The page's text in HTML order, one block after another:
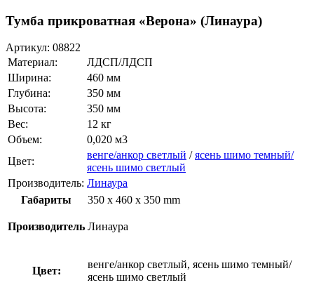
Тумба прикроватная «Верона» (Линаура)
Артикул: 08822
Материал:
ЛДСП/ЛДСП
Ширина:
460 мм
Глубина:
350 мм
Высота:
350 мм
Вес:
12 кг
Объем:
0,020 м3
Цвет:
венге/анкор светлый /ясень шимо темный/
ясень шимо светлый
Производитель: Линаура
Габариты
350 x 460 x 350 mm
Производитель Линаура
Цвет:
венге/анкор светлый, ясень шимо темный/
ясень шимо светлый